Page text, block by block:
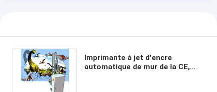
Imprimante à jet d'encre
automatique de mur de la CE,